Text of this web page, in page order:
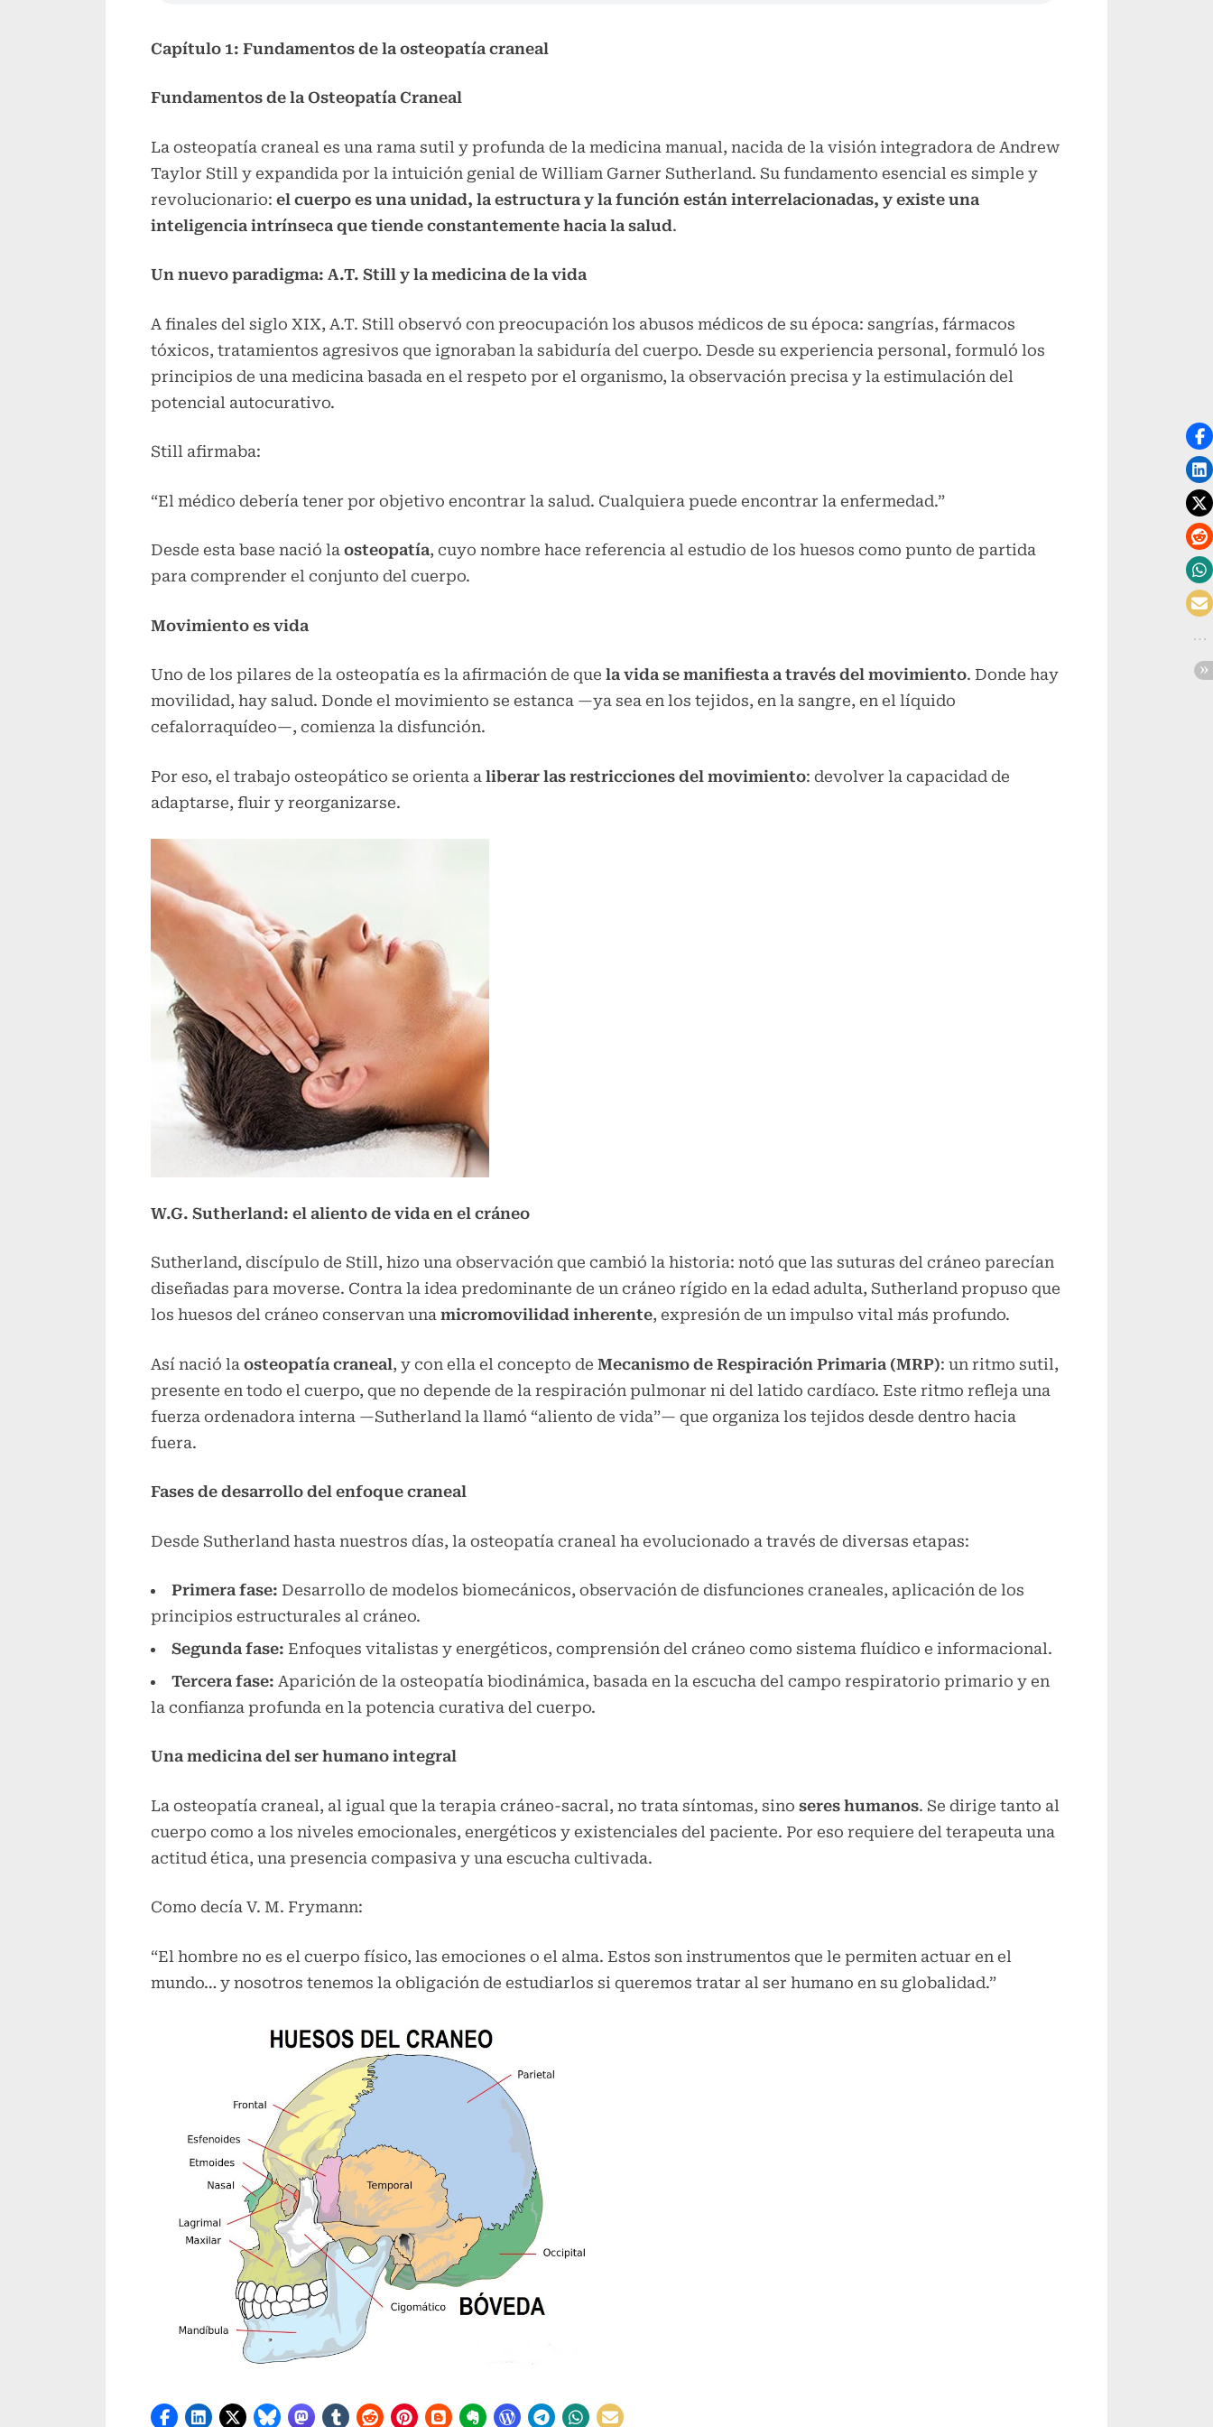
Capítulo 1: Fundamentos de la osteopatía craneal
Fundamentos de la Osteopatía Craneal
La osteopatía craneal es una rama sutil y profunda de la medicina manual, nacida de la visión integradora de Andrew
Taylor Still y expandida por la intuición genial de William Garner Sutherland. Su fundamento esencial es simple y
revolucionario: el cuerpo es una unidad, la estructura y la función están interrelacionadas, y existe una
inteligencia intrínseca que tiende constantemente hacia la salud.
Un nuevo paradigma: A.T. Still y la medicina de la vida
A finales del siglo XIX, A.T. Still observó con preocupación los abusos médicos de su época: sangrías, fármacos
tóxicos, tratamientos agresivos que ignoraban la sabiduría del cuerpo. Desde su experiencia personal, formuló los
principios de una medicina basada en el respeto por el organismo, la observación precisa y la estimulación del
potencial autocurativo.
Still afirmaba:
“El médico debería tener por objetivo encontrar la salud. Cualquiera puede encontrar la enfermedad.”
Desde esta base nació la osteopatía, cuyo nombre hace referencia al estudio de los huesos como punto de partida
para comprender el conjunto del cuerpo.
Movimiento es vida
Uno de los pilares de la osteopatía es la afirmación de que la vida se manifiesta a través del movimiento. Donde hay
movilidad, hay salud. Donde el movimiento se estanca —ya sea en los tejidos, en la sangre, en el líquido
cefalorraquídeo—, comienza la disfunción.
Por eso, el trabajo osteopático se orienta a liberar las restricciones del movimiento: devolver la capacidad de
adaptarse, fluir y reorganizarse.
W.G. Sutherland: el aliento de vida en el cráneo
Sutherland, discípulo de Still, hizo una observación que cambió la historia: notó que las suturas del cráneo parecían
diseñadas para moverse. Contra la idea predominante de un cráneo rígido en la edad adulta, Sutherland propuso que
los huesos del cráneo conservan una micromovilidad inherente, expresión de un impulso vital más profundo.
Así nació la osteopatía craneal, y con ella el concepto de Mecanismo de Respiración Primaria (MRP): un ritmo sutil,
presente en todo el cuerpo, que no depende de la respiración pulmonar ni del latido cardíaco. Este ritmo refleja una
fuerza ordenadora interna —Sutherland la llamó “aliento de vida”— que organiza los tejidos desde dentro hacia
fuera.
Fases de desarrollo del enfoque craneal
Desde Sutherland hasta nuestros días, la osteopatía craneal ha evolucionado a través de diversas etapas:
Primera fase: Desarrollo de modelos biomecánicos, observación de disfunciones craneales, aplicación de los
principios estructurales al cráneo.
Segunda fase: Enfoques vitalistas y energéticos, comprensión del cráneo como sistema fluídico e informacional.
Tercera fase: Aparición de la osteopatía biodinámica, basada en la escucha del campo respiratorio primario y en
la confianza profunda en la potencia curativa del cuerpo.
Una medicina del ser humano integral
La osteopatía craneal, al igual que la terapia cráneo-sacral, no trata síntomas, sino seres humanos. Se dirige tanto al
cuerpo como a los niveles emocionales, energéticos y existenciales del paciente. Por eso requiere del terapeuta una
actitud ética, una presencia compasiva y una escucha cultivada.
Como decía V. M. Frymann:
“El hombre no es el cuerpo físico, las emociones o el alma. Estos son instrumentos que le permiten actuar en el
mundo… y nosotros tenemos la obligación de estudiarlos si queremos tratar al ser humano en su globalidad.”